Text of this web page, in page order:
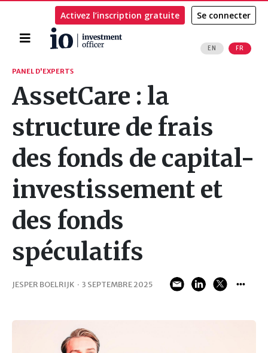
Accueil
EN FR
Activez l’inscription gratuite Se connecter
Rechercher
PANEL D'EXPERTS
AssetCare : la
structure de frais
des fonds de capital-
investissement et
des fonds
spéculatifs
JESPER BOELRIJK · 3 SEPTEMBRE 2025